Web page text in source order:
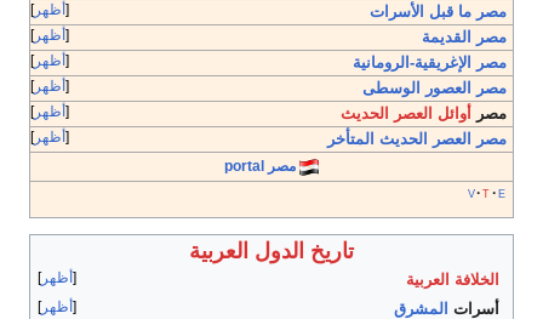
أظهر مصر ما قبل الأسرات
أظهر مصر القديمة
أظهر مصر الإغريقية-الرومانية
أظهر مصر العصور الوسطى
أظهر مصر أوائل العصر الحديث
أظهر مصر العصر الحديث المتأخر
مصر portal
v t e
تاريخ الدول العربية
أظهر الخلافة العربية
أظهر أسرات المشرق